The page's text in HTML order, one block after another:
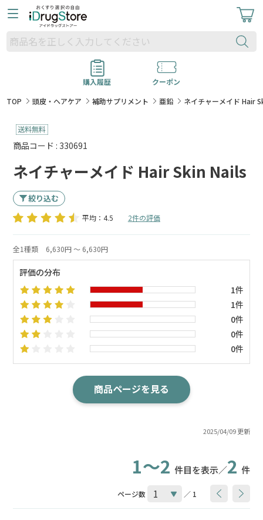
購入履歴
クーポン
TOP
頭皮・ヘアケア 補助サプリメント 亜鉛 ネイチャーメイド Hair
商品コード : 330691
ネイチャーメイド Hair Skin Nails
絞り込む
平均：4.5 2件の評価
2025/04/09 更新
全1種類 6,630円 ～ 6,630円
評価の分布
1件
1件
0件
0件
0件
商品ページを見る
1～2 件目を表示／2 件
ページ数 ／ 1